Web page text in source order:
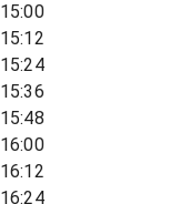
15:00
15:12
15:24
15:36
15:48
16:00
16:12
16:24